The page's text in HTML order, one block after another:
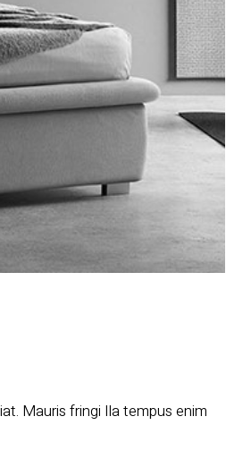
Mauris fringi lla tempus enim